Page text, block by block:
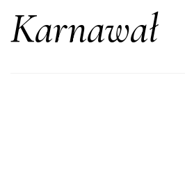
Karnawał